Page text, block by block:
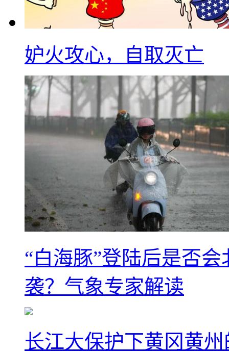
妒火攻心，自取灭亡
“白海豚”登陆后是否
袭？气象专家解读
长江大保护下黄冈黄